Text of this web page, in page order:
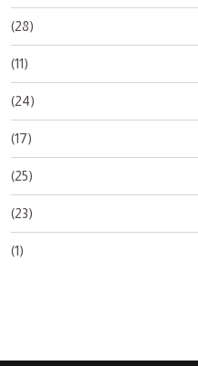
(28)
(11)
(24)
(17)
(25)
(23)
(1)